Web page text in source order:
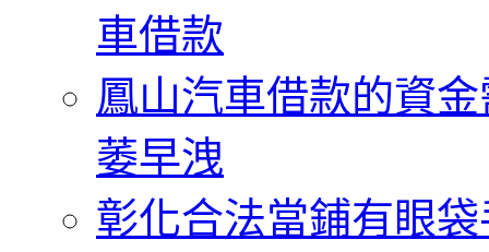
車借款
鳳山汽車借款的資
萎早洩
彰化合法當鋪有眼